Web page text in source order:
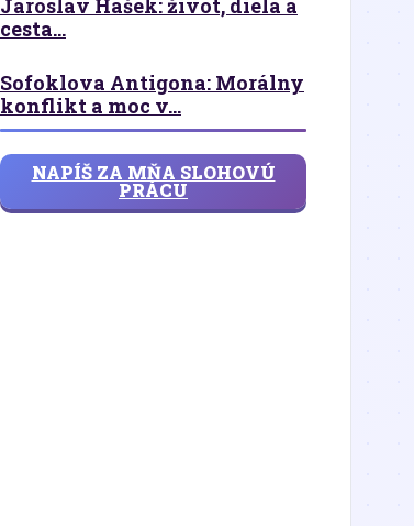
Jaroslav Hašek: život, diela a
cesta...
Sofoklova Antigona: Morálny
konflikt a moc v...
NAPÍŠ ZA MŇA SLOHOVÚ
PRÁCU